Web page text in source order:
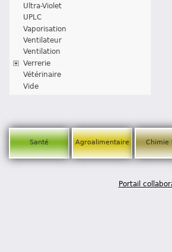
Ultra-Violet
UPLC
Vaporisation
Ventilateur
Ventilation
Verrerie
Vétérinaire
Vide
Santé Agroalimentaire Chimie
Portail